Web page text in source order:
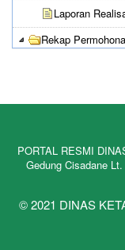
Laporan
Rekap
PORTAL RESMI
Gedung Cisadane
© 2021 DINAS